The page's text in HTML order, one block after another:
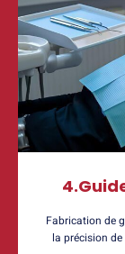
Fabrication de
la précision